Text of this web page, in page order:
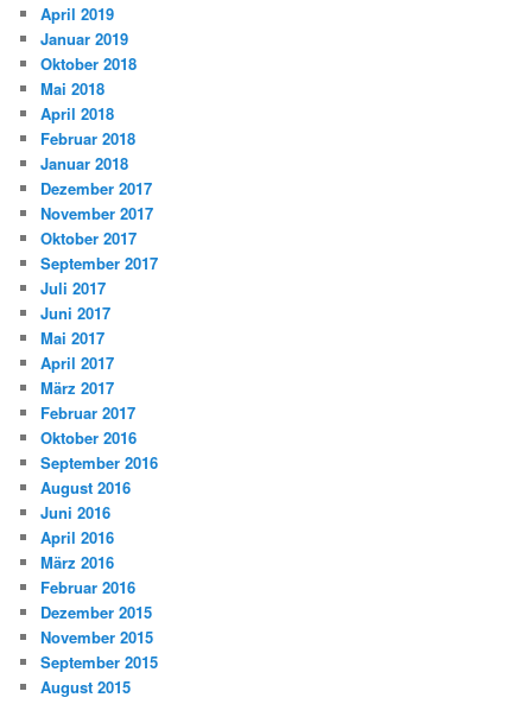
April 2019
Januar 2019
Oktober 2018
Mai 2018
April 2018
Februar 2018
Januar 2018
Dezember 2017
November 2017
Oktober 2017
September 2017
Juli 2017
Juni 2017
Mai 2017
April 2017
März 2017
Februar 2017
Oktober 2016
September 2016
August 2016
Juni 2016
April 2016
März 2016
Februar 2016
Dezember 2015
November 2015
September 2015
August 2015